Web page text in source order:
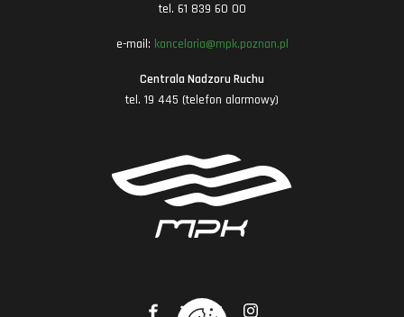
tel. 61 839 60 00
e-mail: kancelaria@mpk.poznan.pl
Centrala Nadzoru Ruchu
tel. 19 445 (telefon alarmowy)